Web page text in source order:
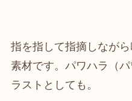
指を指して指摘しなが
素材です。パワハラ（
ラストとしても。